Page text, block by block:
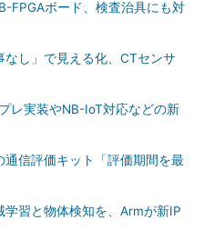
FPGAボード、検査治具にも対
なし」で見える化、CTセンサ
レ実装やNB-IoT対応などの新
通信評価キット「評価期間を最
学習と物体検知を、Armが新IP